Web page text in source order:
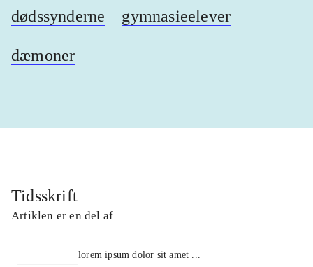
dødssynderne gymnasieelever
dæmoner
Tidsskrift
Artiklen er en del af
lorem ipsum dolor sit amet ...